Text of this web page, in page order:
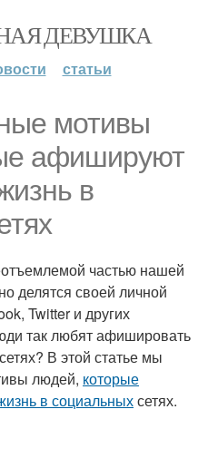
ДЕВУШКА
статьи
мотивы
афишируют
в
частью нашей
делятся своей личной
Twitter и других
так любят афишировать
сетях? В этой статье мы
людей, которые
в социальныхсетях.